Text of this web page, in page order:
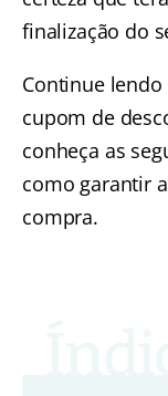
finalização do
Continue
cupom de
conheça as
como garantir
compra.